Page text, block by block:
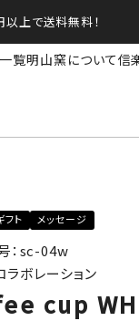
上で送料無料！
覧明山窯について信
フト メッセージ
：sc-04w
ボレーション
cup